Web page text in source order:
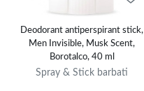
Deodorant antiperspirant stick,
Men Invisible, Musk Scent,
Borotalco, 40 ml
Spray & Stick barbati